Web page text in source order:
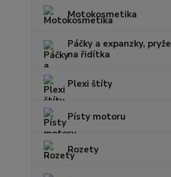
Motokosmetika
Páčky a expanzky, pryže
na řidítka
Plexi štíty
Písty motoru
Rozety